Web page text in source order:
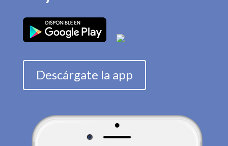
Descárgate la app